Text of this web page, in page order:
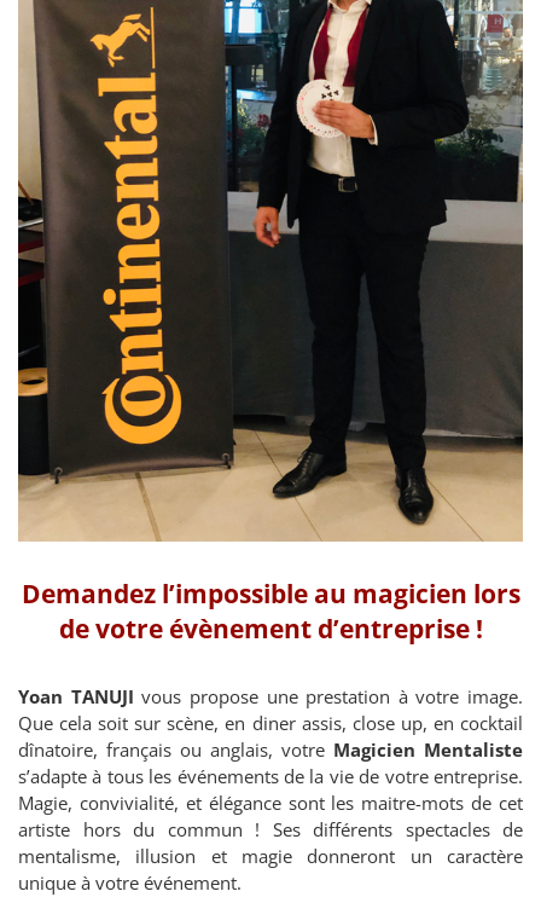
Demandez l’impossible au magicien lors
de votre évènement d’entreprise !
Yoan TANUJI vous propose une prestation à votre image.
Que cela soit sur scène, en diner assis, close up, en cocktail
dînatoire, français ou anglais, votre Magicien Mentaliste
s’adapte à tous les événements de la vie de votre entreprise.
Magie, convivialité, et élégance sont les maitre-mots de cet
artiste hors du commun ! Ses différents spectacles de
mentalisme, illusion et magie donneront un caractère
unique à votre événement.